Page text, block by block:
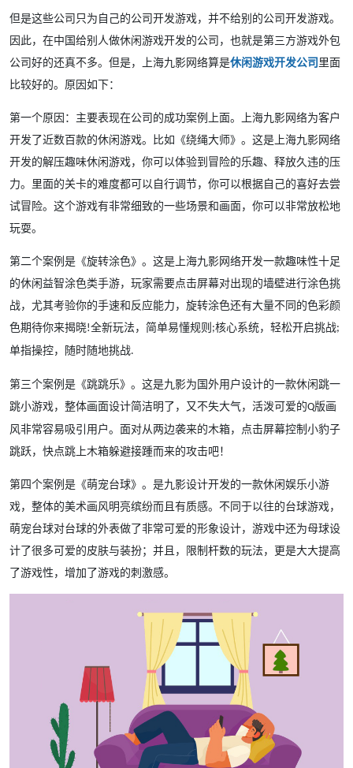
但是这些公司只为自己的公司开发游戏，并不给别的公司开发游戏。
因此，在中国给别人做休闲游戏开发的公司，也就是第三方游戏外包
公司好的还真不多。但是，上海九影网络算是休闲游戏开发公司 里面
比较好的。原因如下：
第一个原因：主要表现在公司的成功案例上面。上海九影网络为客户
开发了近数百款的休闲游戏。比如《绕绳大师》。这是上海九影网络
开发的解压趣味休闲游戏，你可以体验到冒险的乐趣、释放久违的压
力。里面的关卡的难度都可以自行调节，你可以根据自己的喜好去尝
试冒险。这个游戏有非常细致的一些场景和画面，你可以非常放松地
玩耍。
第二个案例是《旋转涂色》。这是上海九影网络开发一款趣味性十足
的休闲益智涂色类手游，玩家需要点击屏幕对出现的墙壁进行涂色挑
战，尤其考验你的手速和反应能力，旋转涂色还有大量不同的色彩颜
色期待你来揭晓!全新玩法，简单易懂规则 ;核心系统，轻松开启挑战;
单指操控，随时随地挑战.
第三个案例是《跳跳乐》。这是九影为国外用户设计的一款休闲跳一
跳小游戏，整体画面设计简洁明了，又不失大气，活泼可爱的Q版画
风非常容易吸引用户。面对从两边袭来的木箱，点击屏幕控制小豹子
跳跃，快点跳上木箱躲避接踵而来的攻击吧！
第四个案例是《萌宠台球》。是九影设计开发的一款休闲娱乐小游
戏，整体的美术画风明亮缤纷而且有质感。不同于以往的台球游戏，
萌宠台球对台球的外表做了非常可爱的形象设计，游戏中还为母球设
计了很多可爱的皮肤与装扮；并且，限制杆数的玩法，更是大大提高
了游戏性，增加了游戏的刺激感。